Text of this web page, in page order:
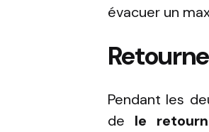
évacuer un
Pendant les
de le